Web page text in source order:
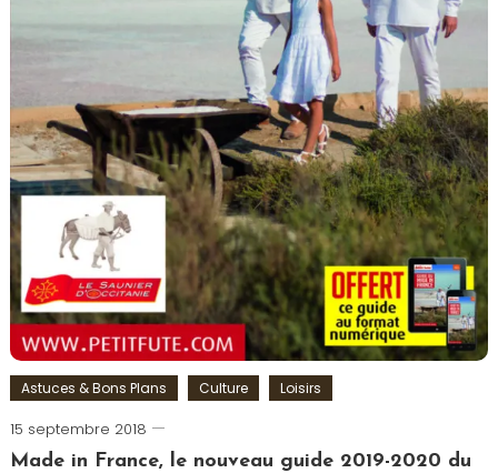
Astuces & Bons Plans Culture Loisirs
15 septembre 2018
Romain-
Paris
Made in France, le nouveau guide 2019-2020 du